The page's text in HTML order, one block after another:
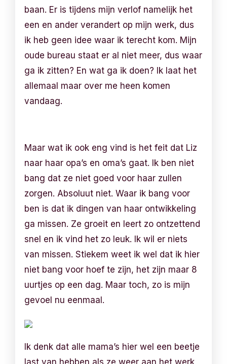
baan. Er is tijdens mijn verlof namelijk het
een en ander verandert op mijn werk, dus
ik heb geen idee waar ik terecht kom. Mijn
oude bureau staat er al niet meer, dus waar
ga ik zitten? En wat ga ik doen? Ik laat het
allemaal maar over me heen komen
vandaag.
Maar wat ik ook eng vind is het feit dat Liz
naar haar opa’s en oma’s gaat. Ik ben niet
bang dat ze niet goed voor haar zullen
zorgen. Absoluut niet. Waar ik bang voor
ben is dat ik dingen van haar ontwikkeling
ga missen. Ze groeit en leert zo ontzettend
snel en ik vind het zo leuk. Ik wil er niets
van missen. Stiekem weet ik wel dat ik hier
niet bang voor hoef te zijn, het zijn maar 8
uurtjes op een dag. Maar toch, zo is mijn
gevoel nu eenmaal.
Ik denk dat alle mama’s hier wel een beetje
last van hebben als ze weer aan het werk